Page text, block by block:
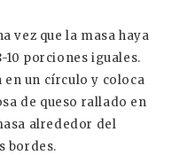
vez que la masa haya
porciones iguales.
un círculo y coloca
de queso rallado en
alrededor del
bordes.